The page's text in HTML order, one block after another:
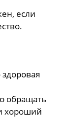
если
обращать
хороший